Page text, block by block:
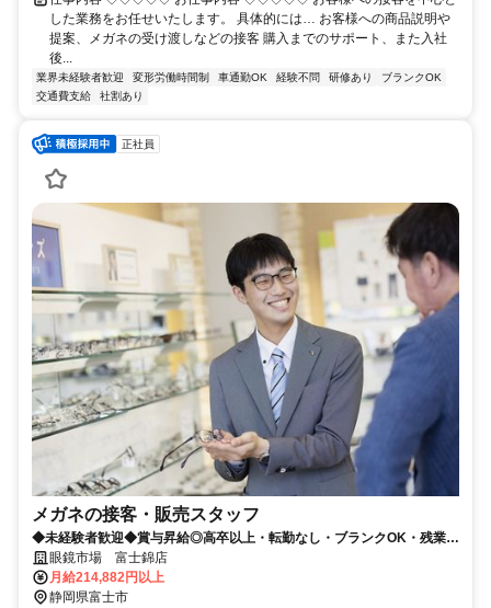
した業務をお任せいたします。 具体的には… お客様への商品説明や
提案、メガネの受け渡しなどの接客 購入までのサポート、また入社
後...
業界未経験者歓迎 変形労働時間制 車通勤OK 経験不問 研修あり
ブランクOK
交通費支給
社割あり
正社員
メガネの接客・販売スタッフ
◆未経験者歓迎◆賞与昇給◎高卒以上・転勤なし・ブランクOK・残業少
なめ・業界No1！
眼鏡市場 富士錦店
月給214,882円以上
静岡県富士市